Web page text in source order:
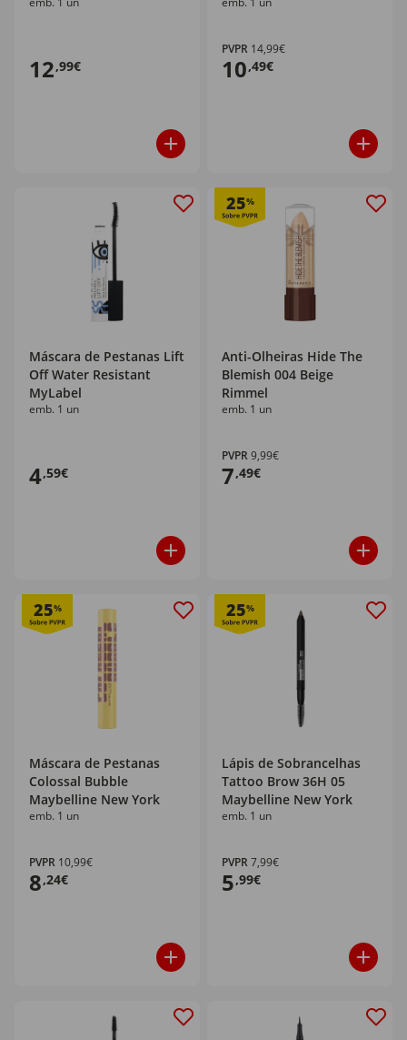
12,99€
PVPR 14,99€
10,49€
Máscara de Pestanas Lift
Off Water Resistant
MyLabel
emb. 1 un
4,59€
25%
Anti-Olheiras Hide The
Blemish 004 Beige
Rimmel
emb. 1 un
PVPR9,99€
7,49€
25%
Máscara de Pestanas
Colossal Bubble
Maybelline New York
emb. 1 un
PVPR 10,99€
8,24€
25%
Lápis de Sobrancelhas
Tattoo Brow 36H 05
Maybelline New York
emb. 1 un
PVPR7,99€
5,99€